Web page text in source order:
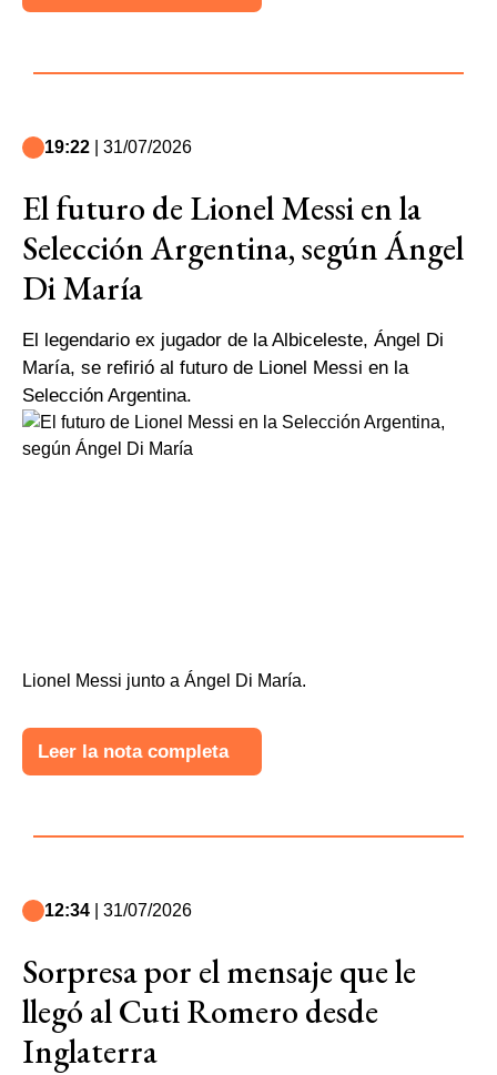
19:22 | 31/07/2026
El futuro de Lionel Messi en la
Selección Argentina, según Ángel
Di María
El legendario ex jugador de la Albiceleste, Ángel Di
María, se refirió al futuro de Lionel Messi en la
Selección Argentina.
Lionel Messi junto a Ángel Di María.
Leer la nota completa
12:34 | 31/07/2026
Sorpresa por el mensaje que le
llegó al Cuti Romero desde
Inglaterra